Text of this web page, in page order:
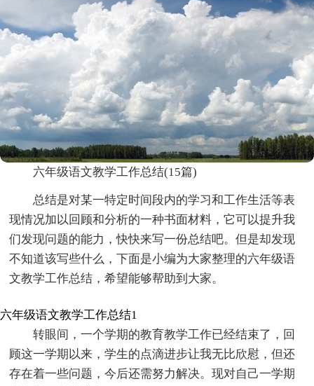
六年级语文教学工作总结(15篇)
总结是对某一特定时间段内的学习和工作生活等表
现情况加以回顾和分析的一种书面材料，它可以提升我
们发现问题的能力，快快来写一份总结吧。但是却发现
不知道该写些什么，下面是小编为大家整理的六年级语
文教学工作总结，希望能够帮助到大家。
六年级语文教学工作总结1
转眼间，一个学期的教育教学工作已经结束了，回
顾这一学期以来，学生的点滴进步让我无比欣慰，但还
存在着一些问题，今后还需努力解决。现对自己一学期